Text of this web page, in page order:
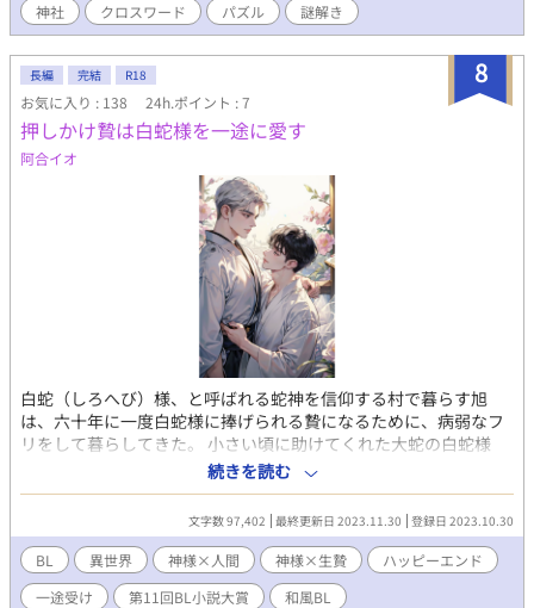
神社 クロスワード パズル 謎解き
8
長編 完結 R18
お気に入り : 138 24h.ポイント : 7
押しかけ贄は白蛇様を一途に愛す
阿合イオ
白蛇（しろへび）様、と呼ばれる蛇神を信仰する村で暮らす旭
は、六十年に一度白蛇様に捧げられる贄になるために、病弱なフ
リをして暮らしてきた。 小さい頃に助けてくれた大蛇の白蛇様
に、恩返しがしたかったから。 十年の努力が実り、ついに旭は白
蛇の贄になることができた。 再会した白蛇は、美しい男の姿で旭
の前に現れる。 「俺は贄を必要としていない」と言われた旭は、
白蛇の説得を試みるのだった。 自ら命を捧げるために押しかけた
贄と、一途な献身を受けて白蛇が贄を愛するようになるまでの
話。 ※印は背後注意です。（ぬるめのも含む）
続きを読む
文字数 97,402 最終更新日 2023.11.30 登録日 2023.10.30
BL 異世界 神様×人間 神様×生贄
ハッピーエンド
一途受け
第11回BL小説大賞 和風BL